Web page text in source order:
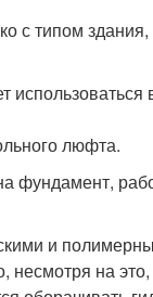
с типом
люфта.
фундамент,
и
на это,